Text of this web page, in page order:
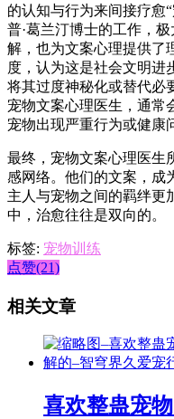
的认知与行为来间接疗愈
普·葛兰汀博士的工作，
解，也为文案心理提供了
度，认为这是社会文明进
将其过度神秘化或替代必
宠物文案心理医生，通常
宠物出现严重行为或健康
最终，宠物文案心理医生
感网络。他们的文案，成
主人与宠物之间的羁绊更
中，治愈往往是双向的。
标签: 宠物训练
点赞(21)
相关文章
喜欢整蛊宠